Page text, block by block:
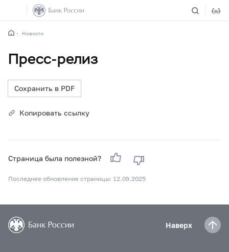
Новости
Пресс-релиз
Сохранить в PDF
Копировать ссылку
Страница была полезной?
Последнее обновление страницы: 12.09.2025
Наверх